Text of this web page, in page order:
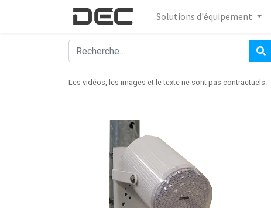
Solutions d'équipement
Les vidéos, les images et le texte ne sont pas contractuels.